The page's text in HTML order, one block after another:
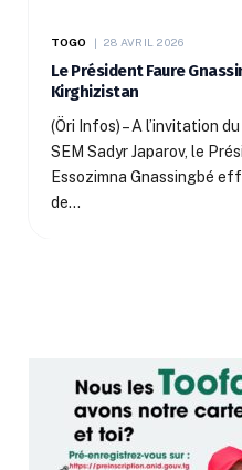
TOGO 28 AVRIL 2026
Le Président Faure
Kirghizistan
(Öri Infos) – A l’invitation
SEM Sadyr Japarov, le
Essozimna Gnassingbé
de…